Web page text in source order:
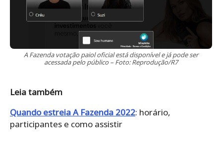
A Fazenda votação paiol oficial está disponível e já pode ser
acessada pelo público – Foto: Reprodução/R7
Leia também
Quando estreia A Fazenda 2022: horário,
participantes e como assistir